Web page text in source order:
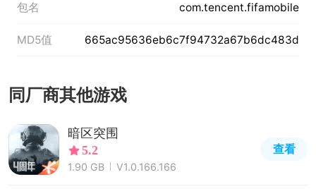
包名 com.tencent.fifamobile
MD5值 665ac95636eb6c7f94732a67b6dc483d
同厂商其他游戏
暗区突围
5.2
1.90 GB V1.0.166.166
查看